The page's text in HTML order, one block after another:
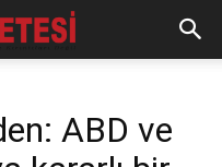
ABD ve